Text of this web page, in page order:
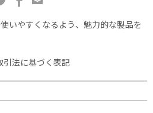
いやすくなるよう、魅力的な製品を
引法に基づく表記